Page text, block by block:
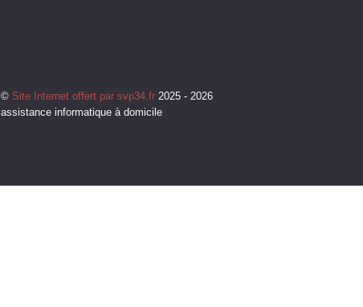
© Site Internet offert par svp34.fr 2025 - 2026
assistance informatique à domicile